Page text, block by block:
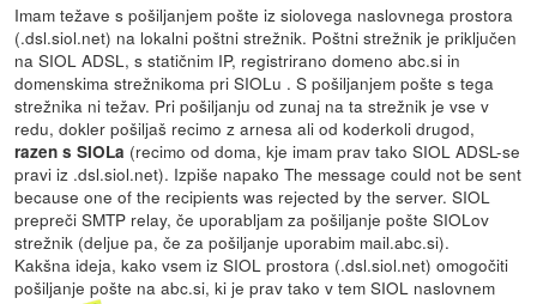
Imam težave s pošiljanjem pošte iz siolovega naslovnega prostora
(.dsl.siol.net) na lokalni poštni strežnik. Poštni strežnik je priključen
na SIOL ADSL, s statičnim IP, registrirano domeno abc.si in
domenskima strežnikoma pri SIOLu . S pošiljanjem pošte s tega
strežnika ni težav. Pri pošiljanju od zunaj na ta strežnik je vse v
redu, dokler pošiljaš recimo z arnesa ali od koderkoli drugod,
razen s SIOLa (recimo od doma, kje imam prav tako SIOL ADSL-se
pravi iz .dsl.siol.net). Izpiše napako The message could not be sent
because one of the recipients was rejected by the server. SIOL
prepreči SMTP relay, če uporabljam za pošiljanje pošte SIOLov
strežnik (deljue pa, če za pošiljanje uporabim mail.abc.si).
Kakšna ideja, kako vsem iz SIOL prostora (.dsl.siol.net) omogočiti
pošiljanje pošte na abc.si, ki je prav tako v tem SIOL naslovnem